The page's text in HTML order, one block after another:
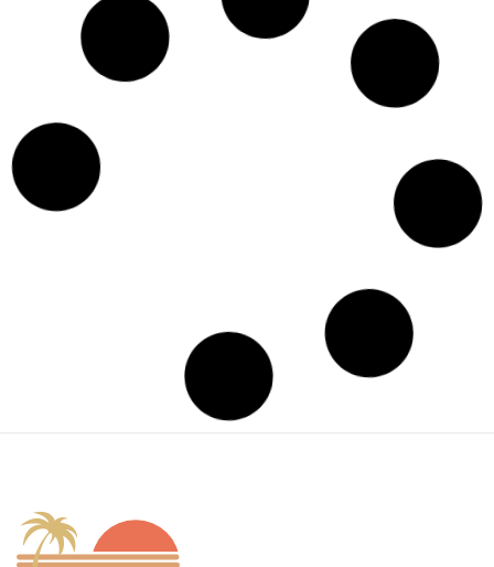
Bienestar y Salud Mental
Nuevo México ordena a Meta pagar $567 millones por
seguridad infantil
Deportes
Miami Slice y La Birra Bar: los nuevos restaurantes del
Trump firma nuevas órdenes ejecutivas contra la
ciudadanía por nacimiento tras el revés de la Corte
Para Inmigrantes